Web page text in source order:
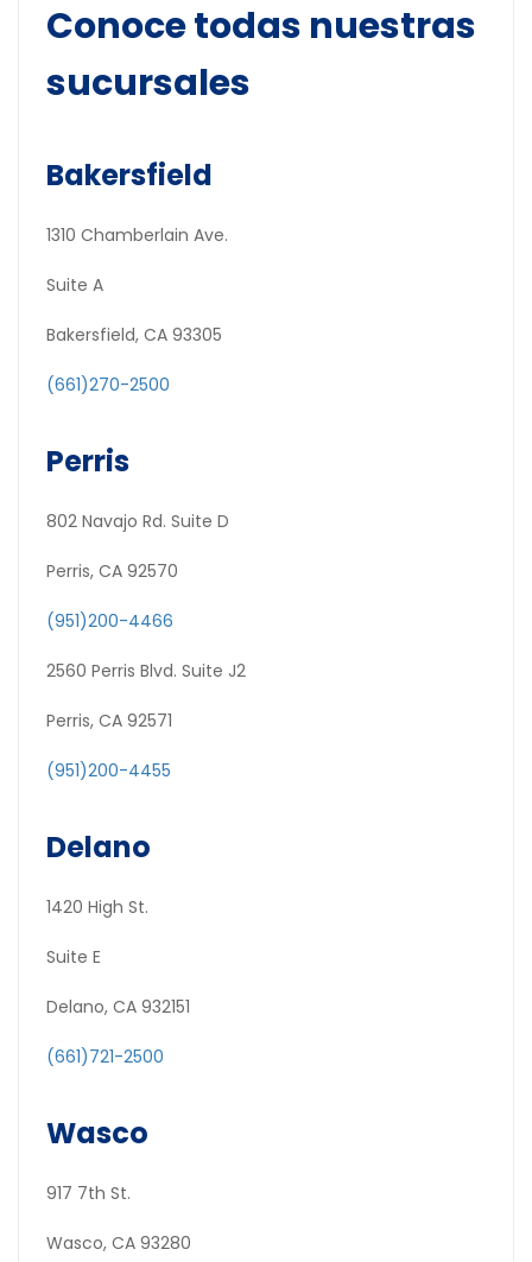
Conoce todas nuestras
sucursales
Bakersfield
1310 Chamberlain Ave.
Suite A
Bakersfield, CA 93305
(661)270-2500
Perris
802 Navajo Rd. Suite D
Perris, CA 92570
(951)200-4466
2560 Perris Blvd. Suite J2
Perris, CA 92571
(951)200-4455
Delano
1420 High St.
Suite E
Delano, CA 932151
(661)721-2500
Wasco
917 7th St.
Wasco, CA 93280